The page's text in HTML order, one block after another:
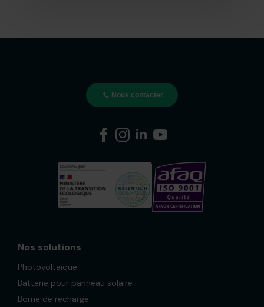
Nous contacter
Nos solutions
Photovoltaïque
Batterie pour panneau solaire
Borne de recharge